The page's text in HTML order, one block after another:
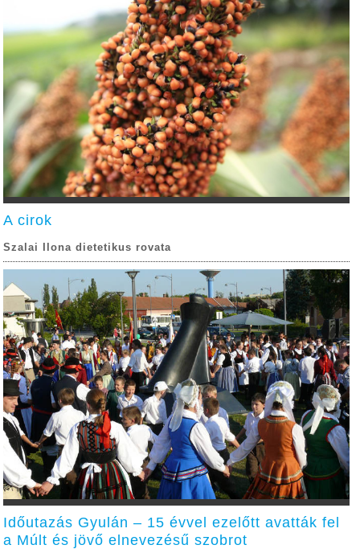
A cirok
Szalai Ilona dietetikus rovata
Időutazás Gyulán – 15 évvel ezelőtt avatták fel
a Múlt és jövő elnevezésű szobrot